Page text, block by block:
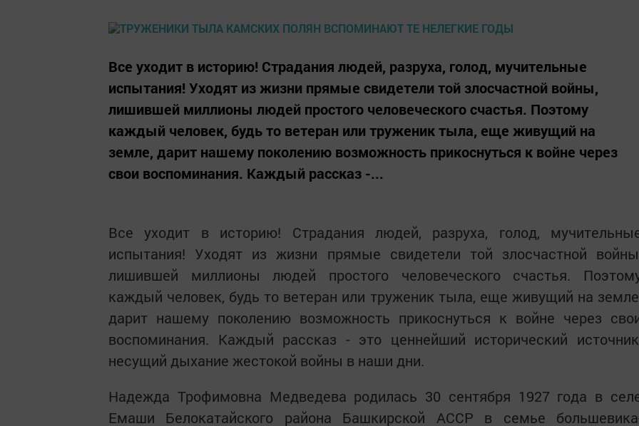
Все уходит в историю! Страдания людей, разруха, голод, мучительные
испытания! Уходят из жизни прямые свидетели той злосчастной войны,
лишившей миллионы людей простого человеческого счастья. Поэтому
каждый человек, будь то ветеран или труженик тыла, еще живущий на
земле, дарит нашему поколению возможность прикоснуться к войне через
свои воспоминания. Каждый рассказ -...
Все уходит в историю! Страдания людей, разруха, голод,
испытания! Уходят из жизни прямые свидетели той злосчастной
лишившей миллионы людей простого человеческого счастья.
каждый человек, будь то ветеран или труженик тыла, еще живущий на
дарит нашему поколению возможность прикоснуться к войне через
воспоминания. Каждый рассказ - это ценнейший исторический
несущий дыхание жестокой войны в наши дни.
Надежда Трофимовна Медведева родилась 30 сентября 1927 года в
Емаши Белокатайского района Башкирской АССР в семье